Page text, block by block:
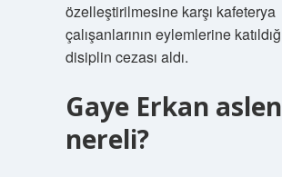
özelleştirilmesine karşı kafeterya
çalışanlarının eylemlerine
disiplin cezası aldı.
Gaye Erkan aslen
nereli?